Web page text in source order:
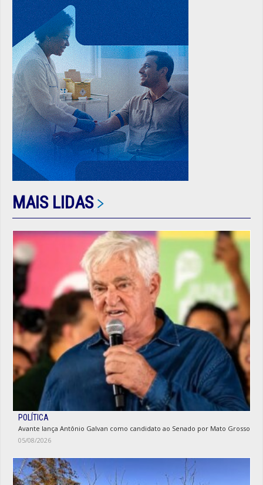
MAIS LIDAS
POLÍTICA
Avante lança Antônio Galvan como candidato ao Senado por Mato Grosso
05/08/2026